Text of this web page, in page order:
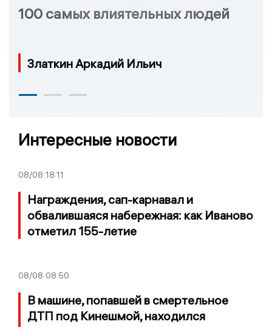
100 самых влиятельных людей
Златкин Аркадий Ильич
Интересные новости
08/08 18:11
Награждения, сап-карнавал и
обвалившаяся набережная: как Иваново
отметил 155-летие
08/08 08:50
В машине, попавшей в смертельное
ДТП под Кинешмой, находился